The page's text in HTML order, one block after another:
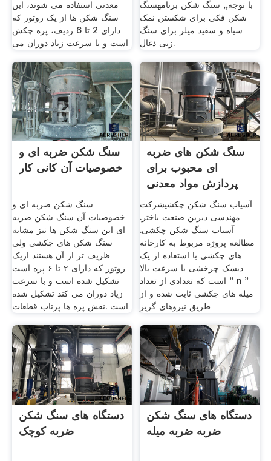
معدنی استفاده می شوند، این
سنگ شکن ها از یک روتور که
دارای 2 تا 6 ردیف، پره چکش
است و با سرعت زیاد دوران می
با توجه,, سنگ شکن برنامهسنگ
شکن فکی برای شکستن نمک
سیاه و سفید میلر برای سنگ
زنی ذغال.
سنگ شکن ضربه ای و
خصوصیات آن کانی کار
سنگ شکن ضربه ای و
خصوصیات آن سنگ شکن ضربه
ای این سنگ شکن ها نیز مشابه
سنگ شکن های چکشی ولی
ظریف تر از آن هستند ازیک
زوتور که دارای ۲ تا ۶ پره است
تشکیل شده است و با سرعت
زیاد دوران می کند تشکیل شده
است .نقش پره ها پرتاب قطعات
سنگ شکن های ضربه
ای محبوب برای
پردازش مواد معدنی
سنگ شکن
آسیاب سنگ شکن چکشیشرکت
مهندسی دیرین صنعت باختر.
آسیاب سنگ شکن چکشی.
مطالعه پروژه مربوط به کارخانه
های چکشی با استفاده از یک
دیسک چرخشی با سرعت بالا
است که تعدادی از تعداد " n "
میله های چکشی ثابت شده و از
طریق نیروهای گریز
دستگاه های سنگ شکن
ضربه کوچک
دستگاه های سنگ شکن
ضربه ضربه میله